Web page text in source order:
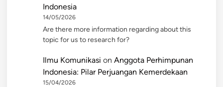
Indonesia
14/05/2026
Are there more information regarding about this
topic for us to research for?
Ilmu Komunikasi on Anggota Perhimpunan
Indonesia: Pilar Perjuangan Kemerdekaan
15/04/2026